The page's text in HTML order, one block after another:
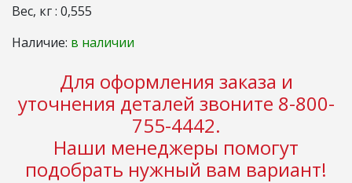
Вес, кг : 0,555
Наличие: в наличии
Для оформления заказа и
уточнения деталей звоните 8-800-
755-4442.
Наши менеджеры помогут
подобрать нужный вам вариант!